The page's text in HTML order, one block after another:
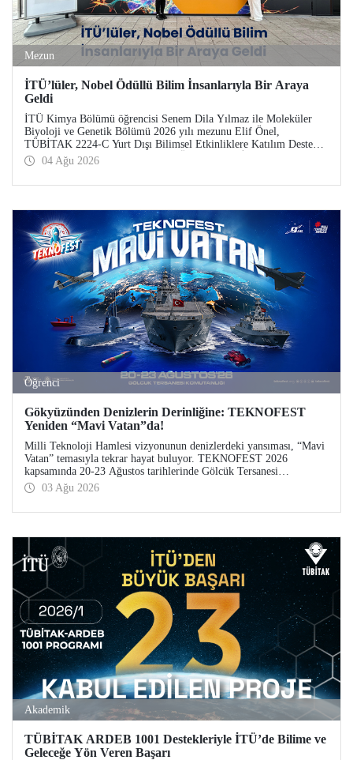
Mezun
İTÜ’lüler, Nobel Ödüllü Bilim İnsanlarıyla Bir Araya
Geldi
İTÜ Kimya Bölümü öğrencisi Senem Dila Yılmaz ile Moleküler
Biyoloji ve Genetik Bölümü 2026 yılı mezunu Elif Önel,
TÜBİTAK 2224-C Yurt Dışı Bilimsel Etkinliklere Katılım Desteği
kapsamında 75’inci Lindau Nobel Ödüllü Bilim İnsanları
Toplantısı’na katıldı.
04 Ağu 2026
Öğrenci
Gökyüzünden Denizlerin Derinliğine: TEKNOFEST
Yeniden “Mavi Vatan”da!
Milli Teknoloji Hamlesi vizyonunun denizlerdeki yansıması, “Mavi
Vatan” temasıyla tekrar hayat buluyor. TEKNOFEST 2026
kapsamında 20-23 Ağustos tarihlerinde Gölcük Tersanesi
Komutanlığı’nda düzenlenecek TEKNOFEST Mavi Vatan,
denizcilik ve su altı teknolojilerinin ön plana çıkacağı özel bir
03 Ağu 2026
Akademik
TÜBİTAK ARDEB 1001 Destekleriyle İTÜ’de Bilime ve
Geleceğe Yön Veren Başarı